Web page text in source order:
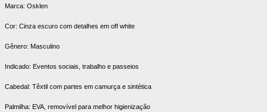
Marca: Osklen
Cor: Cinza escuro com detalhes em off white
Gênero: Masculino
Indicado: Eventos sociais, trabalho e passeios
Cabedal: Têxtil com partes em camurça e sintética
Palmilha: EVA, removível para melhor higienização